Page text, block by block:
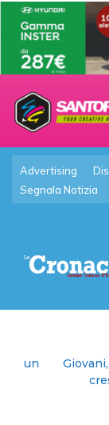
Advertising
Segnala Notizia
Giovani,